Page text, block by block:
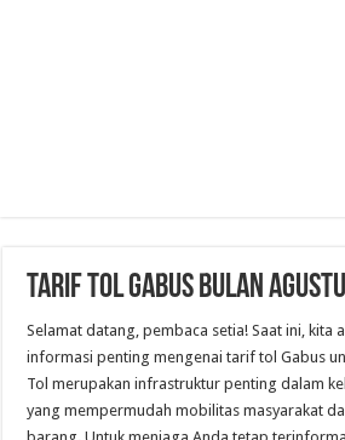
Tarif Tol Gabus Bulan
Selamat datang, pembaca setia! Saat ini, kita
informasi penting mengenai tarif tol Gabus
Tol merupakan infrastruktur penting dalam
yang mempermudah mobilitas masyarakat